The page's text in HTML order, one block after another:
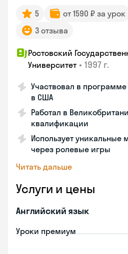
5 от 1590 ₽ за урок
3 отзыва
Ростовский
Университет • 1997 г.
Участвовал в
в США
Работал в
квалификации
Использует уникальные
через ролевые игры
Читать дальше
Услуги и цены
Английский язык
Уроки премиум